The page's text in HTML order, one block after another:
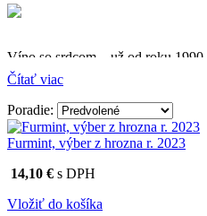
Víno so srdcom – už od roku 1990
Firma Ostrožovič je najstaršou
slovenskom Tokaji.
Vyrábame kvalitné odrodové a
priniesli na slovenský trh sólo
Furmint, Lipovina a Muškát žltý
spracúvame najmodernejšími
fermentácie.
Čítať viac
Poradie:
Furmint, výber z hrozna r. 2023
14,10 € s DPH
Vložiť do košíka